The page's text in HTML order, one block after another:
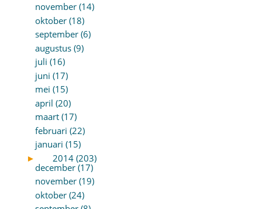
november (14)
oktober (18)
september (6)
augustus (9)
juli (16)
juni (17)
mei (15)
april (20)
maart (17)
februari (22)
januari (15)
►
2014 (203)
december (17)
november (19)
oktober (24)